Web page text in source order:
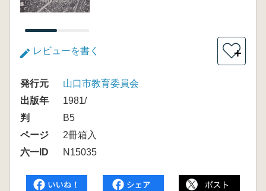
レビューを書く ＋
発行元
山口市教育委員会
出版年
1981/
判
B5
ページ
2冊箱入
六一ID
N15035